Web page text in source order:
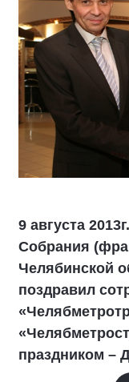
9 августа
Собрания
Челябинской
поздравил
праздником –